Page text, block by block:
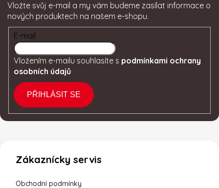
Vložte svůj e-mail a my vám budeme zasílat informace o
nových produktech na našem e-shopu.
E-mail
Vložením e-mailu souhlasíte s podmínkami ochrany
osobních údajů
PŘIHLÁSIT SE
Zákaznícky servis
Obchodní podmínky